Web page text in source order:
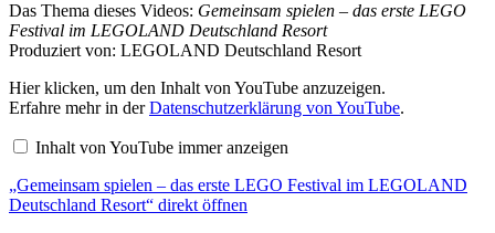
Das Thema dieses Videos: Gemeinsam spielen – das erste LEGO
Festival im LEGOLAND Deutschland Resort
Produziert von: LEGOLAND Deutschland Resort
„Gemeinsam
spielen
–
das
erste
Festival
im
LEGOLAND
Hier klicken, um den Inhalt von YouTube anzuzeigen.
Erfahre mehr in derDatenschutzerklärung von YouTube.
Inhalt von YouTube immer anzeigen
„Gemeinsam spielen – das erste LEGO Festival im LEGOLAND
Deutschland Resort“ direkt öffnen